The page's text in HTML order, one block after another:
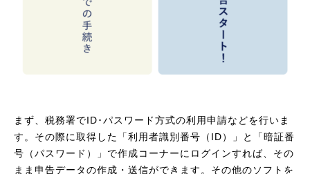
まず、税務署でID･パスワード方式の利用申請などを行いま
す。その際に取得した「利用者識別番号（ID）」と「暗証番
号（パスワード）」で作成コーナーにログインすれば、その
まま申告データの作成・送信ができます。その他のソフトを